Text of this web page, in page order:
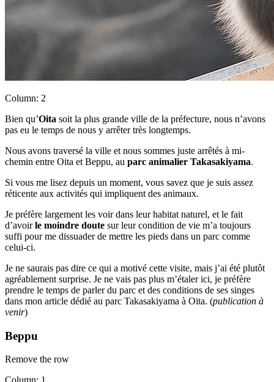
Column: 2
Bien qu’Oita soit la plus grande ville de la préfecture, nous n’avons
pas eu le temps de nous y arrêter très longtemps.
Nous avons traversé la ville et nous sommes juste arrêtés à mi-
chemin entre Oita et Beppu, au parc animalier Takasakiyama.
Si vous me lisez depuis un moment, vous savez que je suis assez
réticente aux activités qui impliquent des animaux.
Je préfère largement les voir dans leur habitat naturel, et le fait
d’avoirle moindre doute sur leur condition de vie m’a toujours
suffi pour me dissuader de mettre les pieds dans un parc comme
celui-ci.
Je ne saurais pas dire ce qui a motivé cette visite, mais j’ai été plutôt
agréablement surprise. Je ne vais pas plus m’étaler ici, je préfère
prendre le temps de parler du parc et des conditions de ses singes
dans mon article dédié au parc Takasakiyama à Oita. (publication à
venir)
Beppu
Remove the row